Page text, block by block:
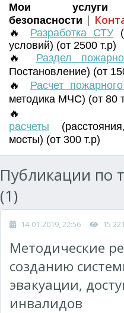
Мои
безопасности |
🔥 Разработка СТУ (
условий) (от 2500 т.р)
🔥 Раздел
Постановление) (от
🔥 Расчет
методика МЧС) (от 80
расчеты (расстояния
мосты) (от 300 т.р)
Публикации по
(1)
14-01-2019, 22:56 15 221
Методические
созданию
эвакуации,
инвалидов